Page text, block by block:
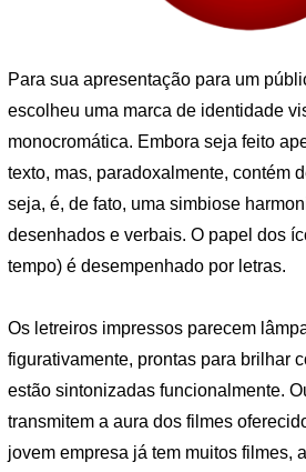
Para sua apresentação para um
escolheu uma marca de identidade
monocromática. Embora seja feito
texto, mas, paradoxalmente, contém
seja, é, de fato, uma simbiose
desenhados e verbais. O papel dos
tempo) é desempenhado por letras.
Os letreiros impressos parecem
figurativamente, prontas para brilhar
estão sintonizadas funcionalmente.
transmitem a aura dos filmes
jovem empresa já tem muitos filmes,